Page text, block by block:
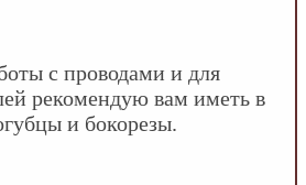
с проводами и для
рекомендую вам иметь в
и бокорезы.